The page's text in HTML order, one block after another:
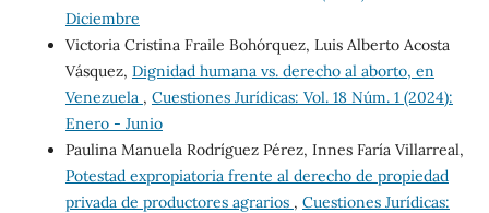
Diciembre
Victoria Cristina Fraile Bohórquez, Luis Alberto Acosta
Vásquez, Dignidad humana vs. derecho al aborto, en
Venezuela , Cuestiones Jurídicas: Vol. 18 Núm. 1 (2024):
Enero - Junio
Paulina Manuela Rodríguez Pérez, Innes Faría Villarreal,
Potestad expropiatoria frente al derecho de propiedad
privada de productores agrarios , Cuestiones Jurídicas: